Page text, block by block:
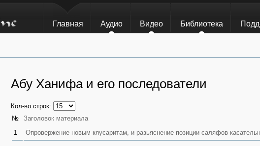
Главная Аудио Видео Библиотека
Абу Ханифа и его последователи
Кол-во строк:
№
Заголовок материала
1
Опровержение новым кяусаритам, и разьяснение позиции саляфов